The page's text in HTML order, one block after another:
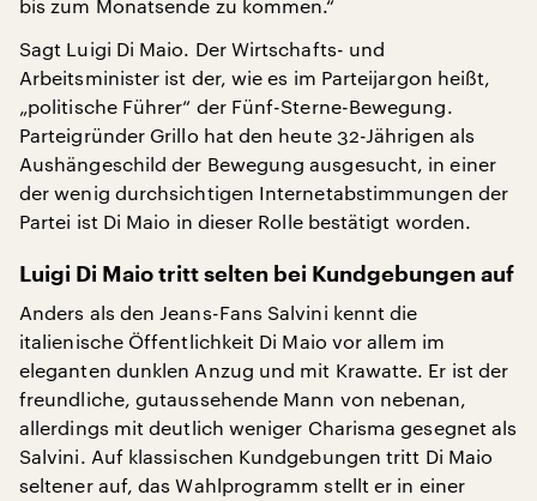
bis zum Monatsende zu kommen.“
Sagt Luigi Di Maio. Der Wirtschafts- und
Arbeitsminister ist der, wie es im Parteijargon heißt,
„politische Führer“ der Fünf-Sterne-Bewegung.
Parteigründer Grillo hat den heute 32-Jährigen als
Aushängeschild der Bewegung ausgesucht, in einer
der wenig durchsichtigen Internetabstimmungen der
Partei ist Di Maio in dieser Rolle bestätigt worden.
Luigi Di Maio tritt selten bei Kundgebungen auf
Anders als den Jeans-Fans Salvini kennt die
italienische Öffentlichkeit Di Maio vor allem im
eleganten dunklen Anzug und mit Krawatte. Er ist der
freundliche, gutaussehende Mann von nebenan,
allerdings mit deutlich weniger Charisma gesegnet als
Salvini. Auf klassischen Kundgebungen tritt Di Maio
seltener auf, das Wahlprogramm stellt er in einer